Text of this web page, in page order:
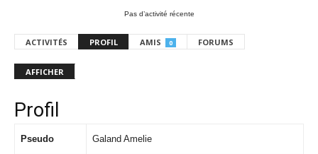
Pas d’activité récente
ACTIVITÉS PROFIL AMIS 0 FORUMS
AFFICHER
Profil
Pseudo Galand Amelie